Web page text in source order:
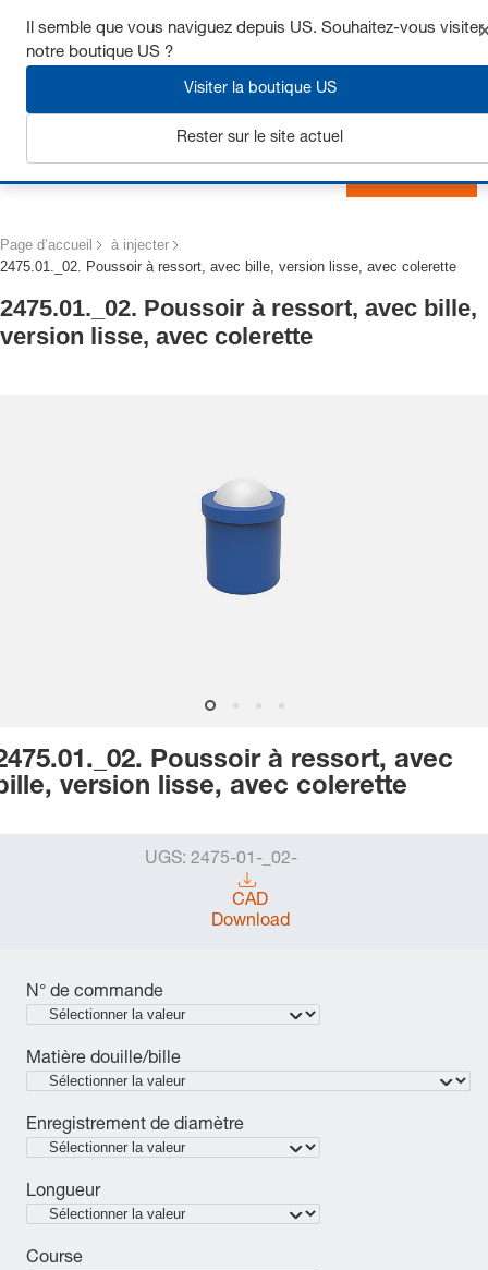
Obtenez jusqu’à 7 % de réduction - cliquez ici pour en savoir
Page d’accueil
à injecter
2475.01._02. Poussoir à ressort, avec bille, version lisse, avec colerette
2475.01._02. Poussoir à ressort, avec bille,
version lisse, avec colerette
Poussoir à ressort, avec
version lisse, avec colerette
UGS: 2475-01-_02-
CAD
Download
N° de commande
Matière douille/bille
Enregistrement de diamètre
Longueur
Course
Il semble que vous naviguez depuis US. Souhaitez-vous visiter
notre boutique US ?
Visiter la boutique US
Rester sur le site actuel